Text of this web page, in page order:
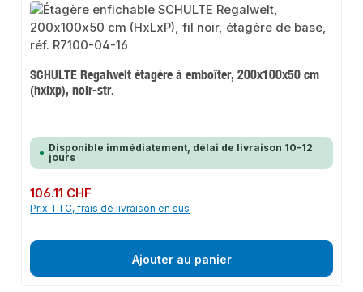
SCHULTE Regalwelt étagère à emboîter, 200x100x50 cm
(hxlxp), noir-str.
Disponible immédiatement, délai de livraison 10-12
jours
Prix régulier :
106.11 CHF
Prix TTC, frais de livraison en sus
Ajouter au panier